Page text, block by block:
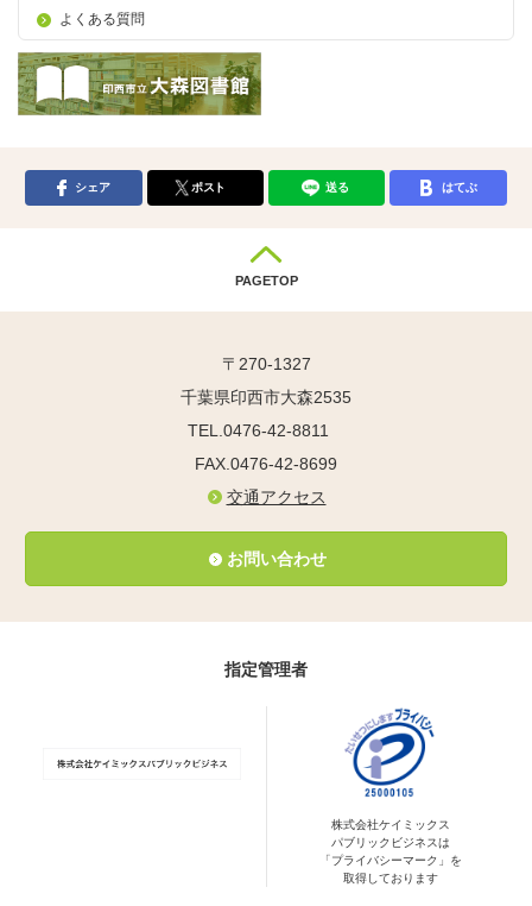
よくある質問
シェア ポスト 送る はてぶ
PAGETOP
〒270-1327
千葉県印西市大森2535
TEL.0476-42-8811
FAX.0476-42-8699
交通アクセス
お問い合わせ
指定管理者
株式会社ケイミックス
パブリックビジネスは
「プライバシーマーク」を
取得しております